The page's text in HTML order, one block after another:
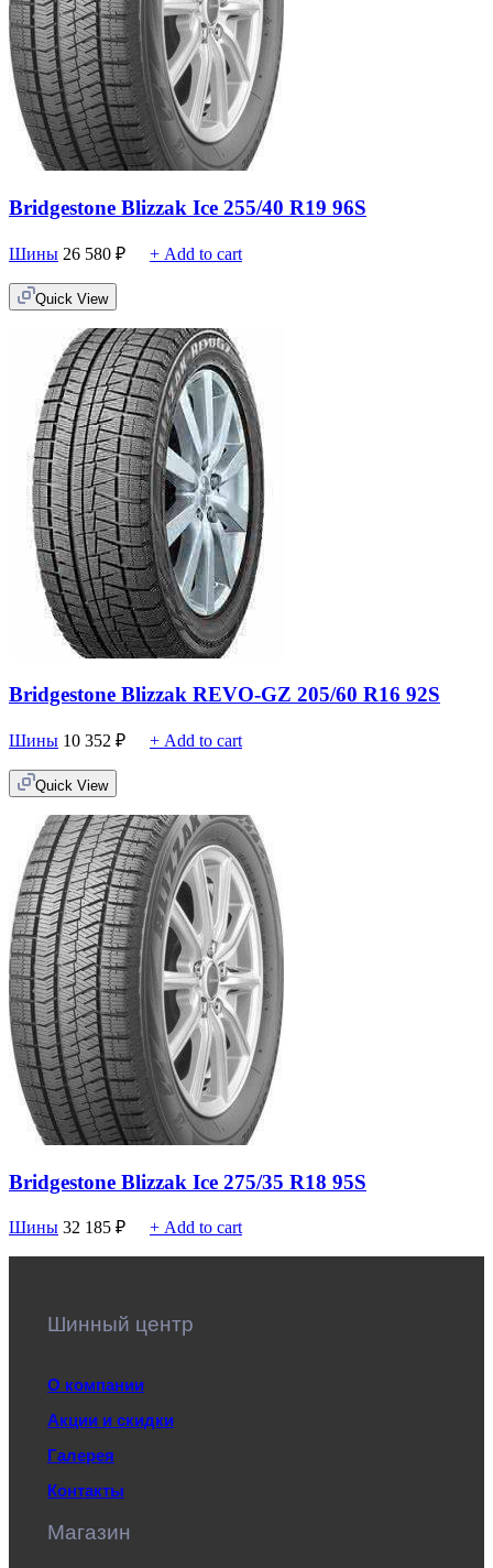
Bridgestone Blizzak Ice 255/40 R19 96S
Шины 26 580 ₽ + Add to cart
Quick View
Bridgestone Blizzak REVO-GZ 205/60 R16 92S
Шины 10 352 ₽ + Add to cart
Quick View
Bridgestone Blizzak Ice 275/35 R18 95S
Шины 32 185 ₽ + Add to cart
Шинный центр
О компании
Акции и скидки
Галерея
Контакты
Магазин